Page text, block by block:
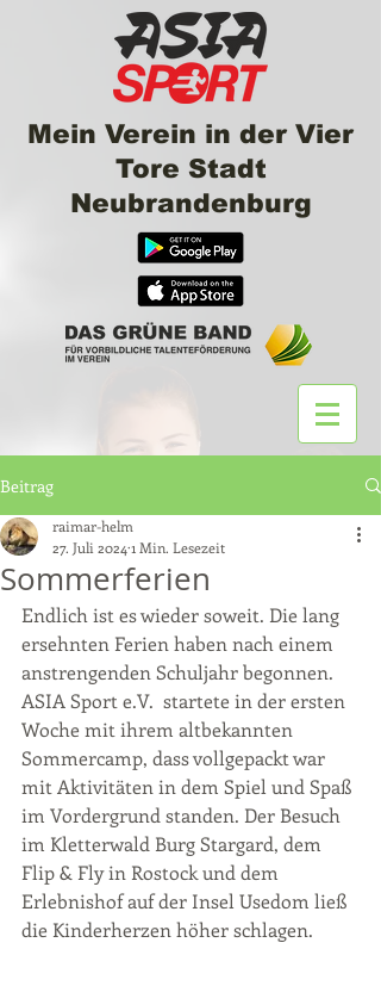
Mein Verein in der Vier
Tore Stadt
Neubrandenburg
Beitrag
Sommerferien
raimar-helm
27. Juli 2024 1 Min. Lesezeit
Endlich ist es wieder soweit. Die lang
ersehnten Ferien haben nach einem
anstrengenden Schuljahr begonnen.
ASIA Sport e.V.  startete in der ersten
Woche mit ihrem altbekannten
Sommercamp, dass vollgepackt war
mit Aktivitäten in dem Spiel und Spaß
im Vordergrund standen. Der Besuch
im Kletterwald Burg Stargard, dem
Flip & Fly in Rostock und dem
Erlebnishof auf der Insel Usedom ließ
die Kinderherzen höher schlagen.